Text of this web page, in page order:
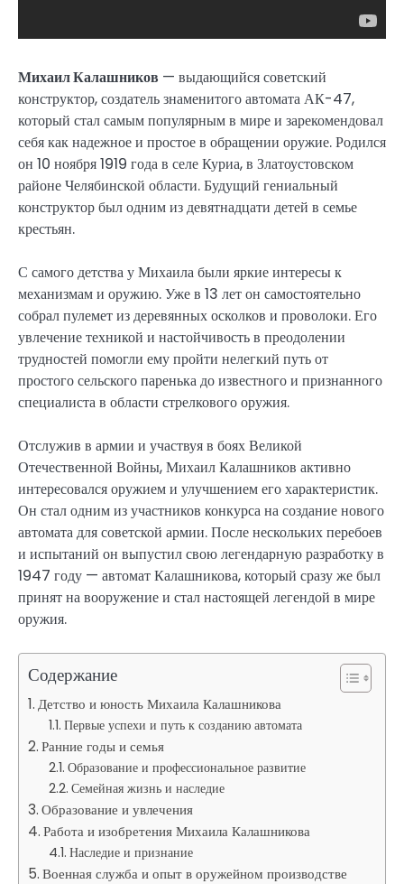
Михаил Калашников — выдающийся советский
конструктор, создатель знаменитого автомата АК-47,
который стал самым популярным в мире и зарекомендовал
себя как надежное и простое в обращении оружие. Родился
он 10 ноября 1919 года в селе Куриа, в Златоустовском
районе Челябинской области. Будущий гениальный
конструктор был одним из девятнадцати детей в семье
крестьян.
С самого детства у Михаила были яркие интересы к
механизмам и оружию. Уже в 13 лет он самостоятельно
собрал пулемет из деревянных осколков и проволоки. Его
увлечение техникой и настойчивость в преодолении
трудностей помогли ему пройти нелегкий путь от
простого сельского паренька до известного и признанного
специалиста в области стрелкового оружия.
Отслужив в армии и участвуя в боях Великой
Отечественной Войны, Михаил Калашников активно
интересовался оружием и улучшением его характеристик.
Он стал одним из участников конкурса на создание нового
автомата для советской армии. После нескольких перебоев
и испытаний он выпустил свою легендарную разработку в
1947 году — автомат Калашникова, который сразу же был
принят на вооружение и стал настоящей легендой в мире
оружия.
Содержание
Детство и юность Михаила Калашникова
Первые успехи и путь к созданию автомата
Ранние годы и семья
Образование и профессиональное развитие
Семейная жизнь и наследие
Образование и увлечения
Работа и изобретения Михаила Калашникова
Наследие и признание
Военная служба и опыт в оружейном производстве